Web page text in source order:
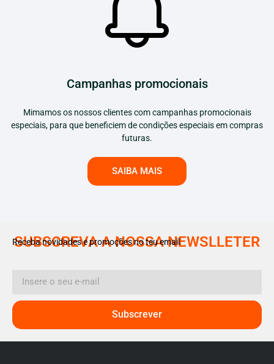
Campanhas promocionais
Mimamos os nossos clientes com campanhas promocionais
especiais, para que beneficiem de condições especiais em compras
futuras.
SAIBA MAIS
SUBSCREVA A NOSSA NEWSLLETER
Receba novidades e promoções no teu email
Subscrever